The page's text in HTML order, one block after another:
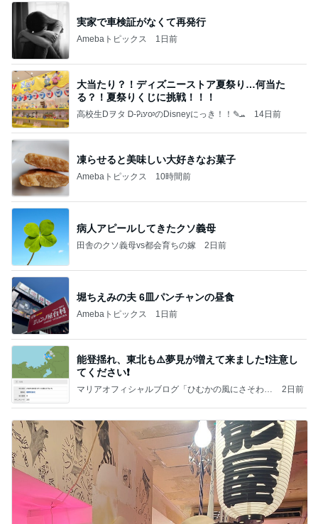
実家で車検証がなくて再発行
Amebaトピックス 1日前
大当たり？！ディズニーストア夏祭り…何当た
る？！夏祭りくじに挑戦！！！
高校生Dヲタ Ꭰ-ᎮꭵꭹꭴのDisneyにっき！！✎ܚ 14日前
凍らせると美味しい大好きなお菓子
Amebaトピックス 10時間前
病人アピールしてきたクソ義母
田舎のクソ義母vs都会育ちの嫁 2日前
堀ちえみの夫 6皿パンチャンの昼食
Amebaトピックス 1日前
能登揺れ、東北も⚠️夢見が増えて来ました❗️注意し
てください❗️
マリアオフィシャルブログ「ひむかの風にさそわれ
2日前